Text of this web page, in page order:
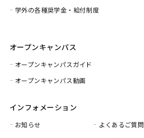
学外の各種奨学金・給付制度
オープンキャンパス
オープンキャンパスガイド
オープンキャンパス動画
インフォメーション
お知らせ
よくあるご質問